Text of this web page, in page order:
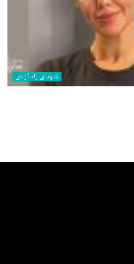
شهدای راه آزادی